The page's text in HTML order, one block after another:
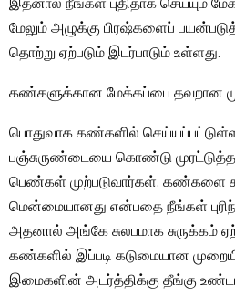
இதனால் நீங்கள் புதிதாக செய்யும்
மேலும் அழுக்கு பிரஷ்களைப்
தொற்று ஏற்படும் இடர்பாடும் உள்ளது.
கண்களுக்கான மேக்கப்பை தவறான
பொதுவாக கண்களில்
பஞ்சுருண்டையை கொண்டு
பெண்கள் முற்படுவார்கள். கண்களை
மென்மையானது என்பதை நீங்கள்
அதனால் அங்கே சுலபமாக சுருக்கம்
கண்களில் இப்படி கடுமையான
இமைகளின் அடர்த்திக்கு தீங்கு